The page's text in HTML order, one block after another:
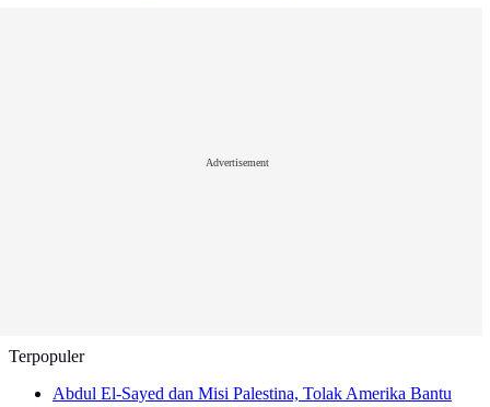
Advertisement
Terpopuler
Abdul El-Sayed dan Misi Palestina, Tolak Amerika Bantu